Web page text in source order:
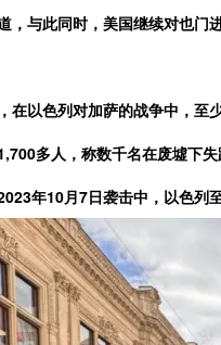
，与此同时，美国继续对也
在以色列对加萨的战争中，
多人，称数千名在废墟下失
年10月7日袭击中，以色列